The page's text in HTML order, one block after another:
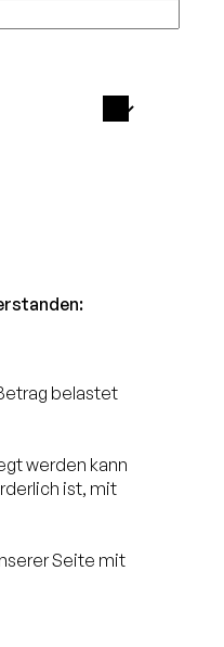
belastet
werden kann
ist, mit
Seite mit